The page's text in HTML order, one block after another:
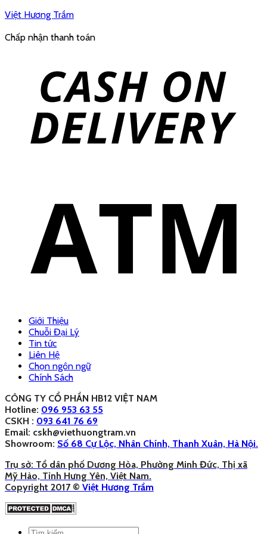
Việt Hương Trầm
Chấp nhận thanh toán
Giới Thiệu
Chuỗi Đại Lý
Tin tức
Liên Hệ
Chọn ngôn ngữ
Chính Sách
CÔNG TY CỔ PHẦN HB12 VIỆT NAM
Hotline: 096 953 63 55
CSKH : 093 641 76 69
Email: cskh@viethuongtram.vn
Showroom: Số 68 Cự Lộc, Nhân Chính, Thanh Xuân, Hà Nội.
Trụ sở: Tổ dân phố Dương Hòa, Phường Minh Đức, Thị xã
Mỹ Hào, Tỉnh Hưng Yên, Việt Nam.
Copyright 2017 © Việt Hương Trầm